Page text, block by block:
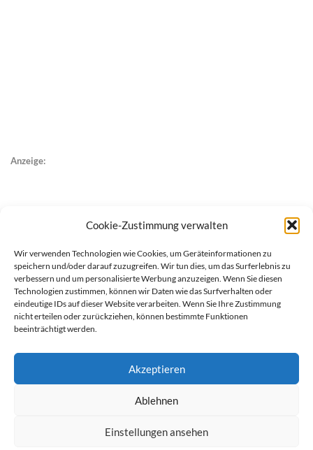
Cookie-Zustimmung verwalten
Wir verwenden Technologien wie Cookies, um Geräteinformationen zu
speichern und/oder darauf zuzugreifen. Wir tun dies, um das Surferlebnis zu
verbessern und um personalisierte Werbung anzuzeigen. Wenn Sie diesen
Technologien zustimmen, können wir Daten wie das Surfverhalten oder
eindeutige IDs auf dieser Website verarbeiten. Wenn Sie Ihre Zustimmung
nicht erteilen oder zurückziehen, können bestimmte Funktionen
beeinträchtigt werden.
Akzeptieren
Ablehnen
Einstellungen ansehen
Anzeige: